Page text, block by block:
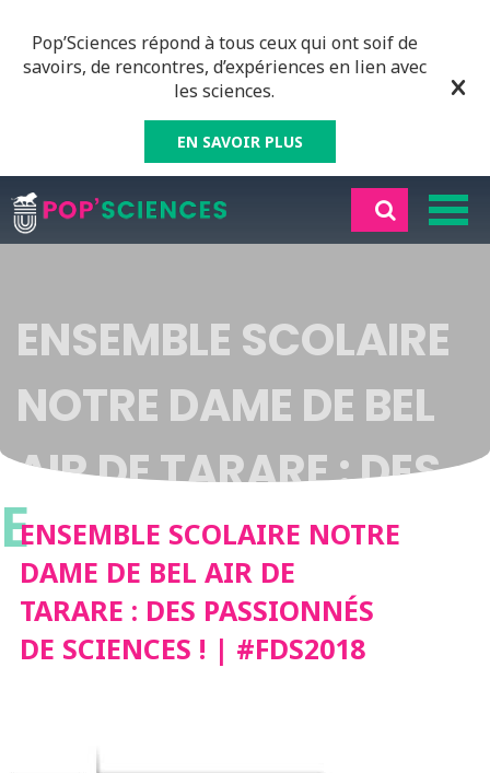
Pop’Sciences répond à tous ceux qui ont soif de
savoirs, de rencontres, d’expériences en lien avec
les sciences.
EN SAVOIR PLUS
ENSEMBLE SCOLAIRE
NOTRE DAME DE BEL
AIR DE TARARE : DES
PASSIONNÉS DE
SCIENCES ! |
#FDS2018
EENSEMBLE SCOLAIRE NOTRE
DAME DE BEL AIR DE
TARARE : DES PASSIONNÉS
DE SCIENCES ! | #FDS2018